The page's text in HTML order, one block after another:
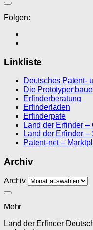
Folgen:
Linkliste
Deutsches Patent-
Die
Erfinderberatung
Erfinderladen
Erfinderpate
Land der Erfinder –
Land der Erfinder –
Patent-net –
Archiv
Archiv
Mehr
Land der Erfinder